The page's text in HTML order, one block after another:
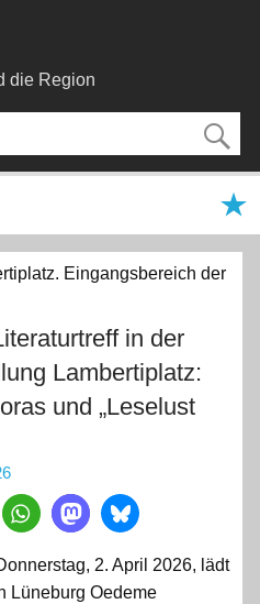
die Region
in der
Lambertiplatz:
und „Leselust
2. April 2026, lädt
Lüneburg Oedeme